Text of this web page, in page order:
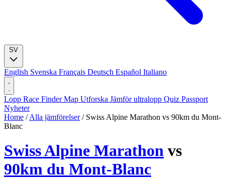
English Svenska Français Deutsch Español Italiano
Lopp Race FinderMap Utforska Jämför ultralopp Quiz Passport
Nyheter
Home / Alla jämförelser / Swiss Alpine Marathon vs 90km du Mont-
Blanc
Swiss Alpine Marathon vs
90km du Mont-Blanc